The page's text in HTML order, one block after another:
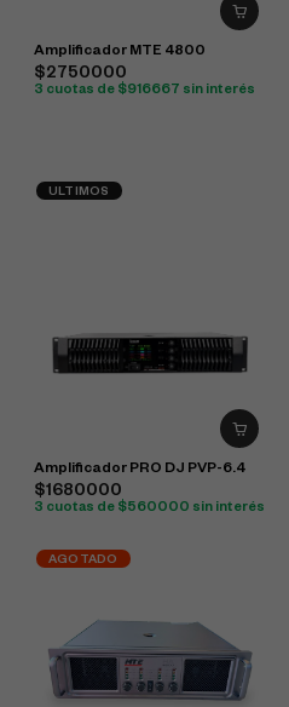
Amplificador MTE 4800
$2750000
3 cuotas de $916667 sin interés
ULTIMOS
Amplificador PRO DJ PVP-6.4
$1680000
3 cuotas de $560000 sin interés
AGOTADO